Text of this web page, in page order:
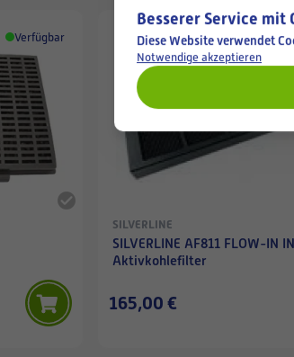
Verfügbar
SILVERLINE
SILVERLINE AF811 FLOW-IN
Aktivkohlefilter
165,00 €
Besserer Service mit
Diese Website verwendet
Notwendige akzeptieren